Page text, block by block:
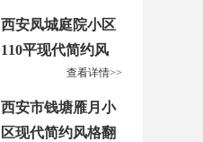
西安凤城庭院小区
110平现代简约风
格翻新改造案例
查看详情>>
西安市钱塘雁月小
区现代简约风格翻